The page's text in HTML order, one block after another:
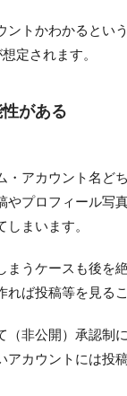
トかわかるとい
定されます。
がある
アカウント名ど
プロフィール写
まいます。
うケースも後を
ば投稿等を見る
（非公開）承認制
カウントには投